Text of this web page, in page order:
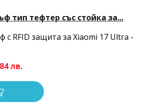
тип тефтер със стойка за...
с RFID защита за Xiaomi 17 Ultra -
лв.